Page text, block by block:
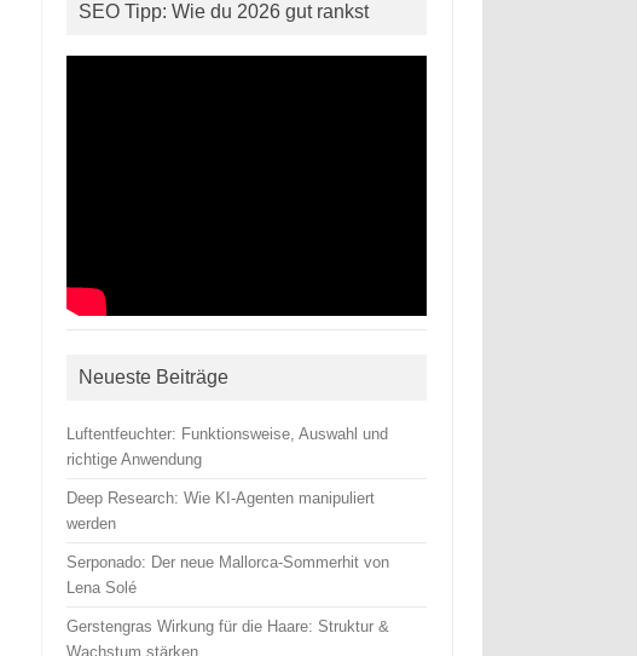
SEO Tipp: Wie du 2026 gut rankst
Neueste Beiträge
Luftentfeuchter: Funktionsweise, Auswahl und
richtige Anwendung
Deep Research: Wie KI-Agenten manipuliert
werden
Serponado: Der neue Mallorca-Sommerhit von
Lena Solé
Gerstengras Wirkung für die Haare: Struktur &
Wachstum stärken